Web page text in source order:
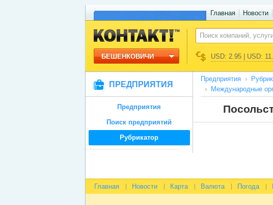
Главная Новости
БЕШЕНКОВИЧИ USD: 2.95 | USD:
ПРЕДПРИЯТИЯ
Предприятия
Поиск предприятий
Рубрикатор
Предприятия
Международные
Главная Новости Карта Валюта Погода